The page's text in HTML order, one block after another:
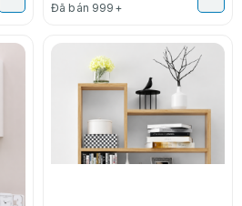
Đã bán 999+